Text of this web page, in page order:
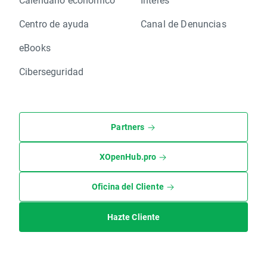
Centro de ayuda
eBooks
Ciberseguridad
Canal de Denuncias
Partners
XOpenHub.pro
Oficina del Cliente
Hazte Cliente